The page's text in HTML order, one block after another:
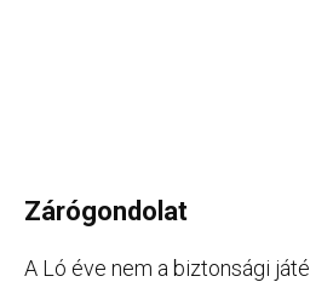
Zárógondolat
A Ló éve nem a biztonsági